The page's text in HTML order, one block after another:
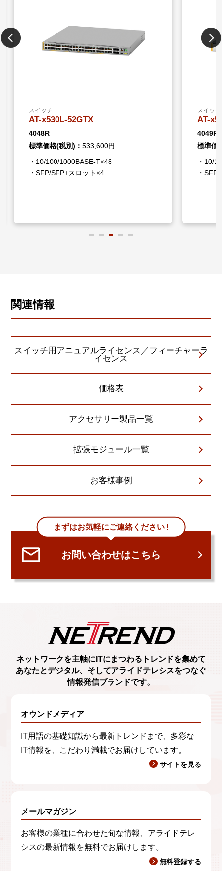
スイッチ
AT-x530L-52GTX
4048R
標準価格(税別)： 533,600円
・10/100/1000BASE-T×48
・SFP/SFP+スロット×4
スイッチ
AT-
4049R
標準価
・10/
・
関連情報
スイッチ用アニュアルライセンス／フィーチャーラ
イセンス
価格表
アクセサリー製品一覧
拡張モジュール一覧
お客様事例
まずはお気軽にご連絡ください !
お問い合わせはこちら
ネットワークを主軸に ITにまつわるトレンドを集めて
あなたとデジタル、 そしてアライドテレシスをつなぐ
情報発信ブランドです。
オウンドメディア
IT用語の基礎知識から最新トレンドまで、多彩な
IT情報を、こだわり満載でお届けしています。
サイトを見る
メールマガジン
お客様の業種に合わせた旬な情報、アライドテレ
シスの最新情報を無料でお届けします。
無料登録する